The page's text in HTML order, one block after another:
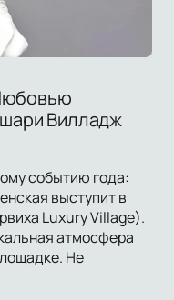
Вилладж
событию года:
выступит в
Luxury Village).
атмосфера
Не